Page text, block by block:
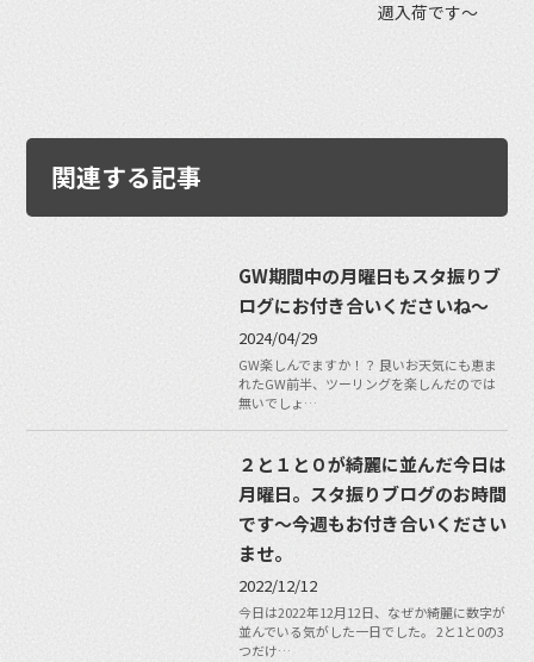
週入荷です〜
関連する記事
GW期間中の月曜日もスタ振りブ
ログにお付き合いくださいね〜
2024/04/29
GW楽しんでますか！？ 良いお天気にも恵ま
れたGW前半、ツーリングを楽しんだのでは
無いでしょ…
２と１と０が綺麗に並んだ今日は
月曜日。スタ振りブログのお時間
です〜今週もお付き合いください
ませ。
2022/12/12
今日は2022年12月12日、なぜか綺麗に数字が
並んでいる気がした一日でした。 2と1と0の3
つだけ…